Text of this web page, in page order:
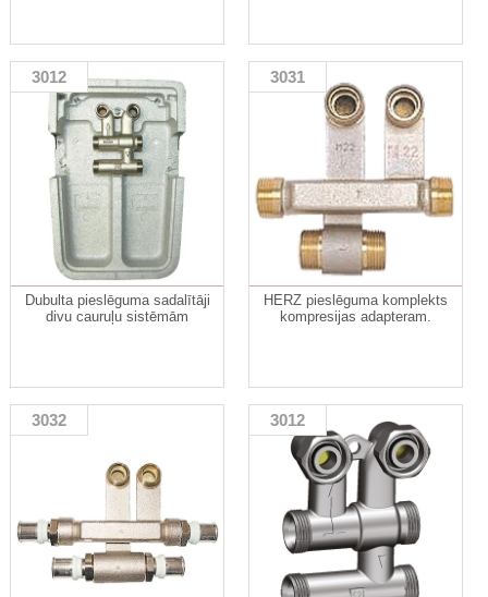
3012
Dubulta pieslēguma sadalītāji
divu cauruļu sistēmām
3031
HERZ pieslēguma komplekts
kompresijas adapteram.
3032 3012